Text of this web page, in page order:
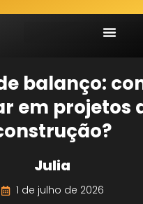
balanço:
em projetos
Julia
1 de julho de 2026